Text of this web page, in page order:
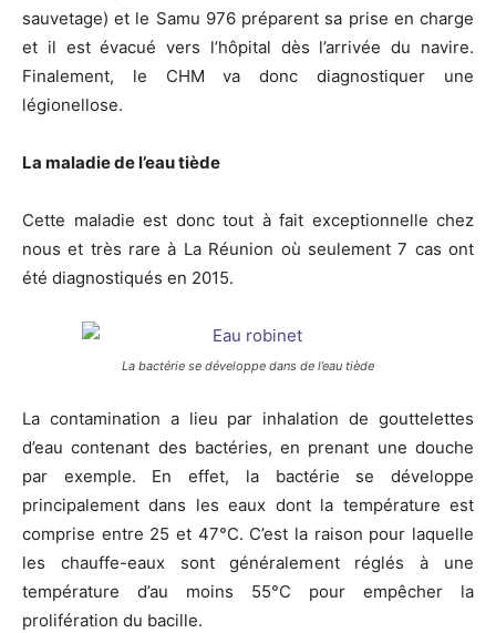
sauvetage) et le Samu 976 préparent sa prise en charge
et il est évacué vers l’hôpital dès l’arrivée du navire.
Finalement, le CHM va donc diagnostiquer une
légionellose.
La maladie de l’eau tiède
Cette maladie est donc tout à fait exceptionnelle chez
nous et très rare à La Réunion où seulement 7 cas ont
été diagnostiqués en 2015.
La bactérie se développe dans de l’eau tiède
La contamination a lieu par inhalation de gouttelettes
d’eau contenant des bactéries, en prenant une douche
par exemple. En effet, la bactérie se développe
principalement dans les eaux dont la température est
comprise entre 25 et 47°C. C’est la raison pour laquelle
les chauffe-eaux sont généralement réglés à une
température d’au moins 55°C pour empêcher la
prolifération du bacille.